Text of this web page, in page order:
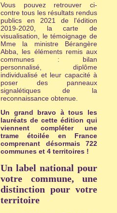
Vous pouvez retrouver ci-
contre tous les résultats rendus
publics en 2021 de l'édition
2019-2020, la carte de
visualisation, le témoignage de
Mme la ministre Bérangère
Abba, les éléments remis aux
communes : bilan
personnalisé, diplôme
individualisé et leur capacité à
poser des panneaux
signalétiques de la
reconnaissance obtenue.
Un grand bravo à tous les
lauréats de cette édition qui
viennent compléter une
trame étoilée en France
comprenant désormais 722
communes et 4 territoires !
Un label national pour
votre commune, une
distinction pour votre
territoire